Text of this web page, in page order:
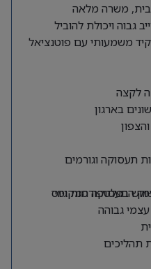
משרה מלאה
גבוה ויכולת להוביל
משמעותי עם פוטנציאל
לקצה
בארגון
תעסוקה וגורמים
בפלטפורמות גיוס
התעסוקה המקומי
גבוהה
תהליכים